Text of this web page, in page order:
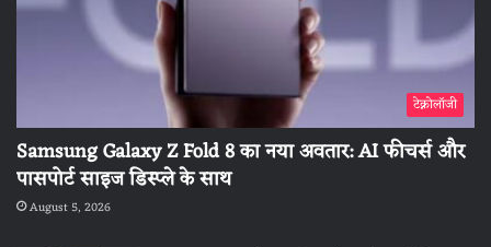
टेक्नोलॉजी
Samsung Galaxy Z Fold 8 का नया अवतार: AI फीचर्स और
पासपोर्ट साइज डिस्प्ले के साथ
August 5, 2026